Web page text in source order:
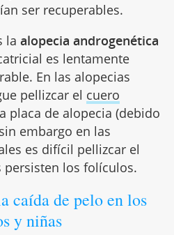
ser recuperables.
la alopecia androgenética
es lentamente
En las alopecias
pellizcar el cuero
placa de alopecia (debido
embargo en las
es difícil pellizcar el
persisten los folículos.
caída de pelo en los
y niñas